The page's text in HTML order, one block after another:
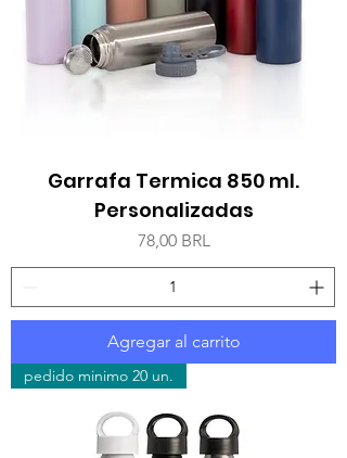
Garrafa Termica 850 ml.
Personalizadas
Precio
78,00 BRL
Agregar al carrito
pedido minimo 20 un.